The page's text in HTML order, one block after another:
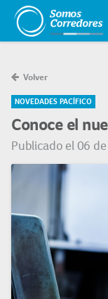
Volver
NOVEDADES PACÍFICO
Conoce el
Publicado el 06